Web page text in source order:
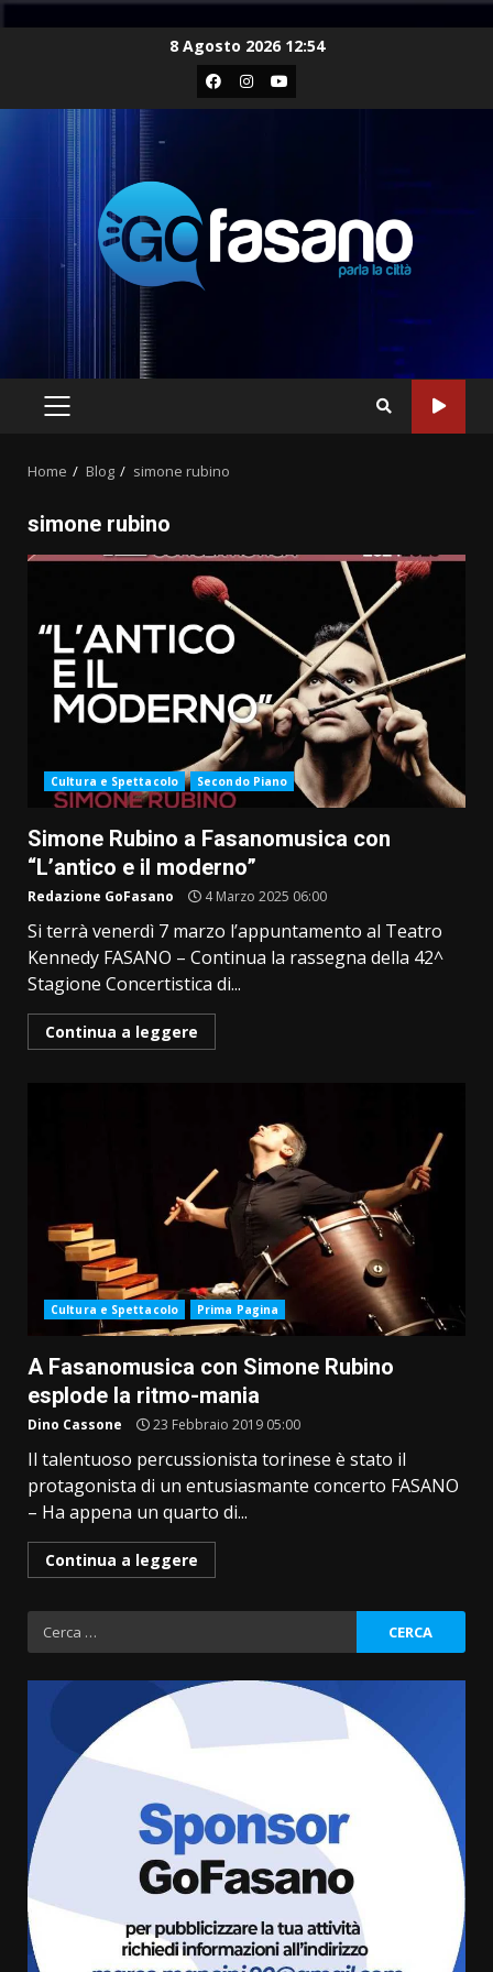
8 Agosto 2026 12:54
Facebook
Instagram
Youtube
PRIMARY
Home Blog simone rubino
simone rubino
Cultura e Spettacolo Secondo Piano
Simone Rubino a Fasanomusica con
“L’antico e il moderno”
Redazione GoFasano 4 Marzo 2025 06:00
Si terrà venerdì 7 marzo l’appuntamento al Teatro
Kennedy FASANO – Continua la rassegna della 42^
Stagione Concertistica di...
Continua a leggere
Cultura e Spettacolo Prima Pagina
A Fasanomusica con Simone Rubino
esplode la ritmo-mania
Dino Cassone 23 Febbraio 2019 05:00
Il talentuoso percussionista torinese è stato il
protagonista di un entusiasmante concerto FASANO
– Ha appena un quarto di...
Continua a leggere
Ricerca
per:
Politiche Giovanili e Mobilità
Sostenibile: premiati gli studenti
universitari del bando “La strada
giusta”
8 Agosto 2026 07:15